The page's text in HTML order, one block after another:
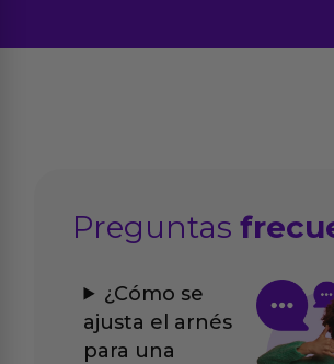
Preguntas
¿Cómo se
ajusta el arnés
para una